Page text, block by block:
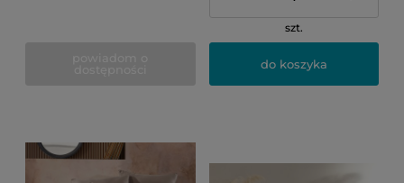
szt.
do koszyka